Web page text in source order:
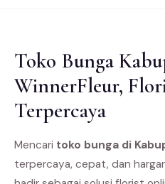
Toko Bunga
WinnerFleur,
Terpercaya
Mencari toko bunga di
terpercaya, cepat, dan